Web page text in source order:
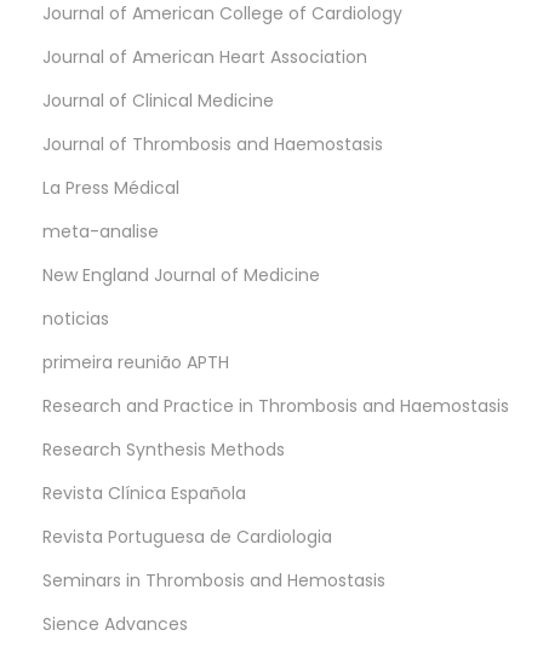
Journal of American College of Cardiology
Journal of American Heart Association
Journal of Clinical Medicine
Journal of Thrombosis and Haemostasis
La Press Médical
meta-analise
New England Journal of Medicine
noticias
primeira reunião APTH
Research and Practice in Thrombosis and Haemostasis
Research Synthesis Methods
Revista Clínica Española
Revista Portuguesa de Cardiologia
Seminars in Thrombosis and Hemostasis
Sience Advances